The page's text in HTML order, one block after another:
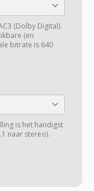
(Dolby Digital).
(en
bitrate is 640
is het handigst
naar stereo).